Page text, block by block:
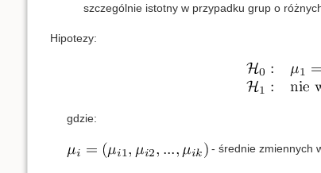
szczególnie istotny w przypadku grup o
Hipotezy:
gdzie:
- średnie zmiennych